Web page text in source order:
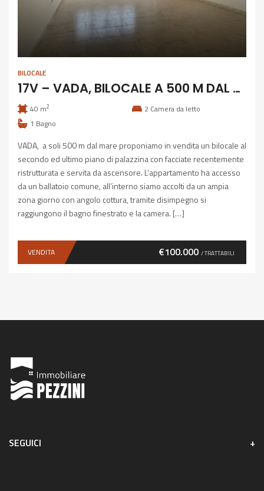
BILOCALE
17V – VADA, BILOCALE A 500 M DAL MARE
40 m2 2 Camera da letto
1 Bagno
VADA, a soli 500 m dal mare proponiamo in vendita un bilocale al
secondo ed ultimo piano di palazzina con facciate recentemente
ristrutturata e servita da ascensore. L’appartamento ha accesso
da un ballatoio comune, all’interno siamo accolti da un ampia
zona giorno con angolo cottura, tramite disimpegno si
raggiungono il bagno finestrato e la camera. […]
VENDITA €100.000 / TRATTABILI
SEGUICI